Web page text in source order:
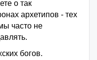
о так
архетипов - тех
часто не
богов.